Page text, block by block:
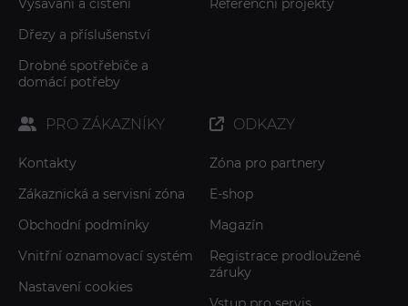
Vysávání a čištění
Dřezy a příslušenství
Drobné spotřebiče a
domácí potřeby
Referenční projekty
PRO ZÁKAZNÍKY
Kontakty
Zákaznická a servisní zóna
Obchodní podmínky
Vnitřní oznamovací systém
Nastavení cookies
ODKAZY
Zóna pro partnery
E-shop
Magazín
Registrace prodloužené
záruky